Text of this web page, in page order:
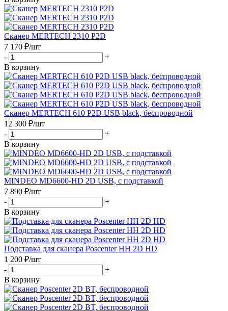
Сканер MERTECH 2310 P2D
7 170 ₽/шт
-
+
В корзину
Сканер MERTECH 610 P2D USB black, беспроводной
12 300 ₽/шт
-
+
В корзину
MINDEO MD6600-HD 2D USB, с подставкой
7 890 ₽/шт
-
+
В корзину
Подставка для сканера Poscenter HH 2D HD
1 200 ₽/шт
-
+
В корзину